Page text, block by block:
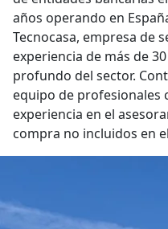
años operando en
Tecnocasa, empresa de
experiencia de más de
profundo del sector.
equipo de
experiencia en el
compra no incluidos en